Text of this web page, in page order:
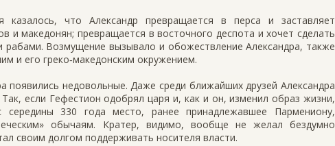
казалось, что Александр превращается в перса и заставляет
и македонян; превращается в восточного деспота и хочет сделать
рабами. Возмущение вызывало и обожествление Александра, также
и его греко‑македонским окружением.
появились недовольные. Даже среди ближайших друзей Александра
если Гефестион одобрял царя и, как и он, изменил образ жизни,
330 года место, ранее принадлежавшее Пармениону,
обычаям. Кратер, видимо, вообще не желал бездумно
своим долгом поддерживать носителя власти.